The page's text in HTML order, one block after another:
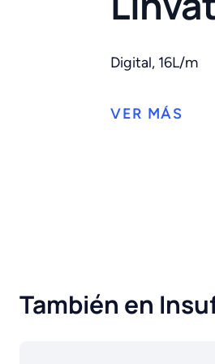
Digital, 16L/m
También en